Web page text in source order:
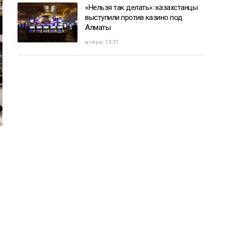
«Нельзя так делать»: казахстанцы
выступили против казино под
Алматы
вчера, 13:31